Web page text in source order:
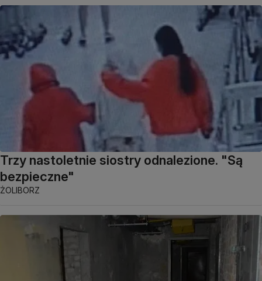
Trzy nastoletnie siostry odnalezione. "Są
bezpieczne"
ŻOLIBORZ